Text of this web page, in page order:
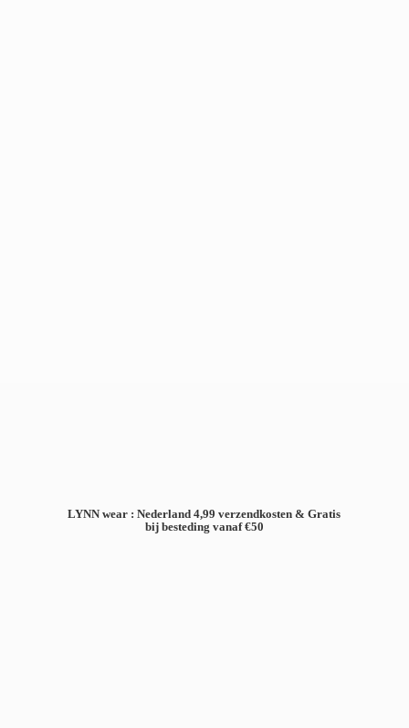
LYNN wear : Nederland 4,99 verzendkosten & Gratis
bij besteding vanaf €50